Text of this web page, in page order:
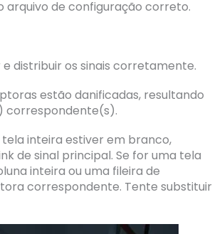
de configuração correto.
distribuir os sinais corretamente.
estão danificadas, resultando
correspondente(s).
tela inteira estiver em branco,
de sinal principal. Se for uma tela
inteira ou uma fileira de
correspondente. Tente substituir